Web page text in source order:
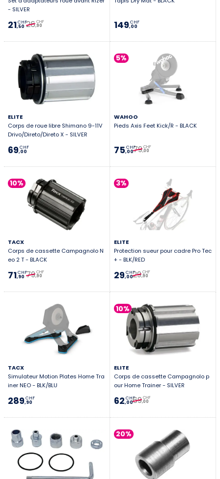
- SILVER
21,50
CHF26,90
CHF 149,00
CHF
ELITE
Corps de roue libre Shimano 9-11V
Drivo/Direto/Direto X - SILVER
69,00
CHF
5%
WAHOO
Pieds Axis Feet Kick/R - BLACK
75,00
CHF79,00
CHF
10%
TACX
Corps de cassette Campagnolo N
eo 2 T - BLACK
71,90
CHF79,90
CHF
3%
ELITE
Protection sueur pour cadre Pro Tec
+ - BLK/RED
29,00
CHF29,90
CHF
TACX
Simulateur Motion Plates Home Tra
iner NEO - BLK/BLU
289,90
CHF
10%
ELITE
Corps de cassette Campagnolo p
our Home Trainer - SILVER
62,00
CHF69,00
CHF
20%